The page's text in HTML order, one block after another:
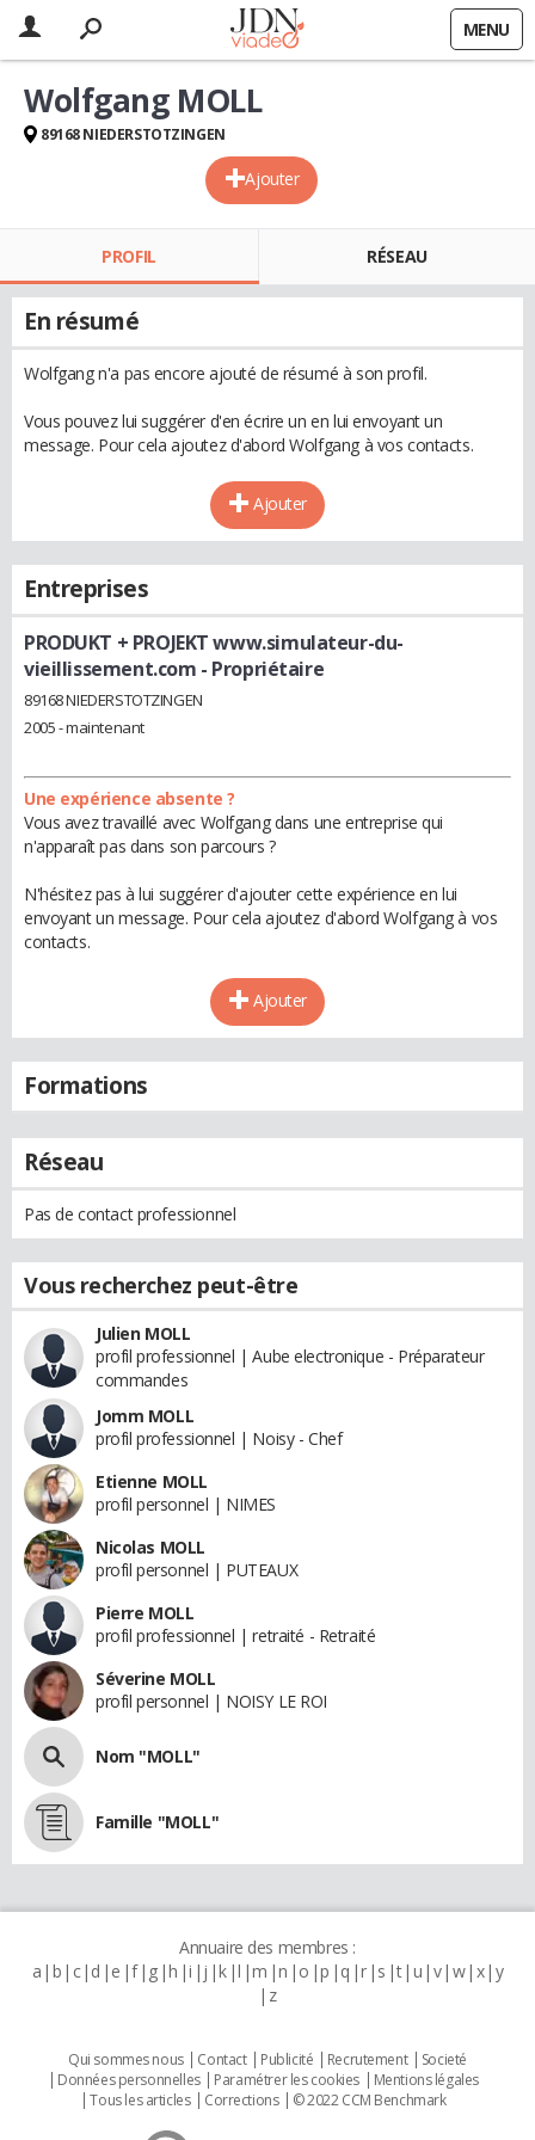
MENU
Ajouter
Wolfgang MOLL
89168 NIEDERSTOTZINGEN
PROFIL RÉSEAU
En résumé
Wolfgang n'a pas encore ajouté de résumé à son profil.
Vous pouvez lui suggérer d'en écrire un en lui envoyant un
message. Pour cela ajoutez d'abord Wolfgang à vos contacts.
Ajouter
Entreprises
PRODUKT + PROJEKT www.simulateur-du-
vieillissement.com - Propriétaire
89168 NIEDERSTOTZINGEN
2005 - maintenant
Une expérience absente ?
Vous avez travaillé avec Wolfgang dans une entreprise qui
n'apparaît pas dans son parcours ?
N'hésitez pas à lui suggérer d'ajouter cette expérience en lui
envoyant un message. Pour cela ajoutez d'abord Wolfgang à vos
contacts.
Ajouter
Formations
Réseau
Pas de contact professionnel
Vous recherchez peut-être
Julien MOLL
profil professionnel | Aube electronique - Préparateur
commandes
Jomm MOLL
profil professionnel | Noisy - Chef
Etienne MOLL
profil personnel | NIMES
Nicolas MOLL
profil personnel | PUTEAUX
Pierre MOLL
profil professionnel | retraité - Retraité
Séverine MOLL
profil personnel | NOISY LE ROI
Nom "MOLL"
Famille "MOLL"
Annuaire des membres :
a b c d e f g h i j k l m n o p q r s t u v w x y
z
Qui sommes nous Contact Publicité Recrutement
Societé
Données personnelles
Paramétrer les cookies
Mentions légales
Tous les articles
Corrections © 2022 CCM Benchmark